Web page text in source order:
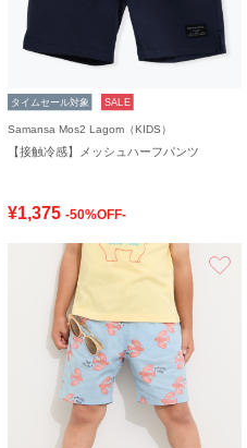
タイムセール対象 SALE
Samansa Mos2 Lagom（KIDS）
【接触冷感】メッシュハーフパンツ
¥1,375 -50%OFF-
お気に入り